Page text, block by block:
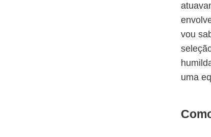
vou
uma